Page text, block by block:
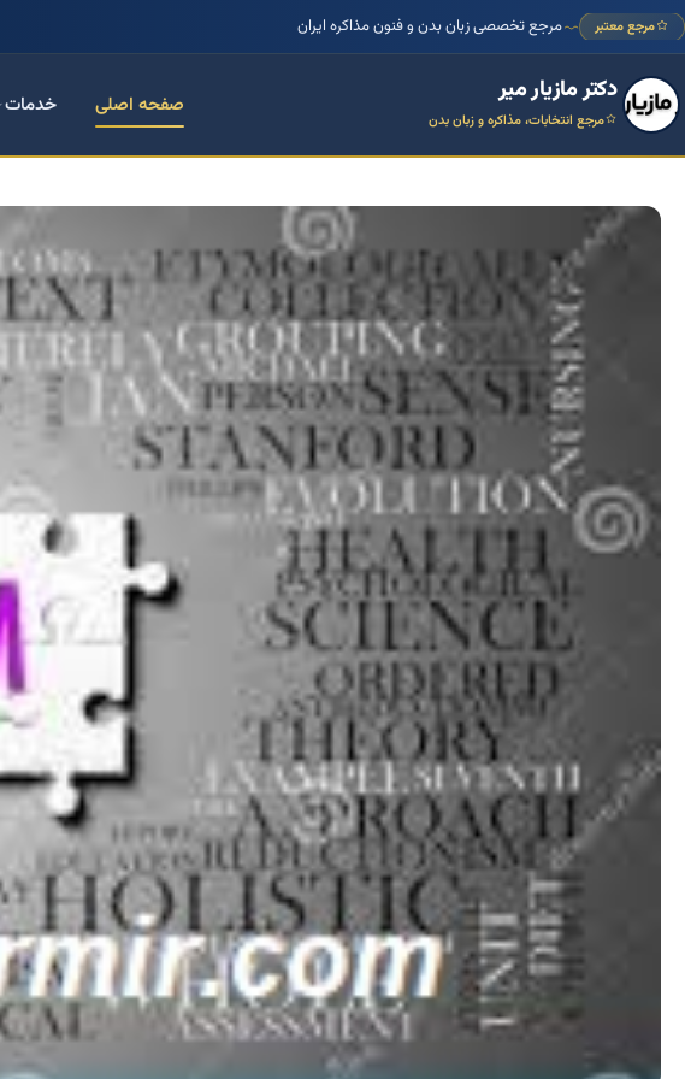
مرجع معتبر مرجع تخصصی زبان بدن و فنون مذاکره ایران
دکتر مازیار میر
مرجع انتخابات، مذاکره و زبان بدن
صفحه اصلی خدمات